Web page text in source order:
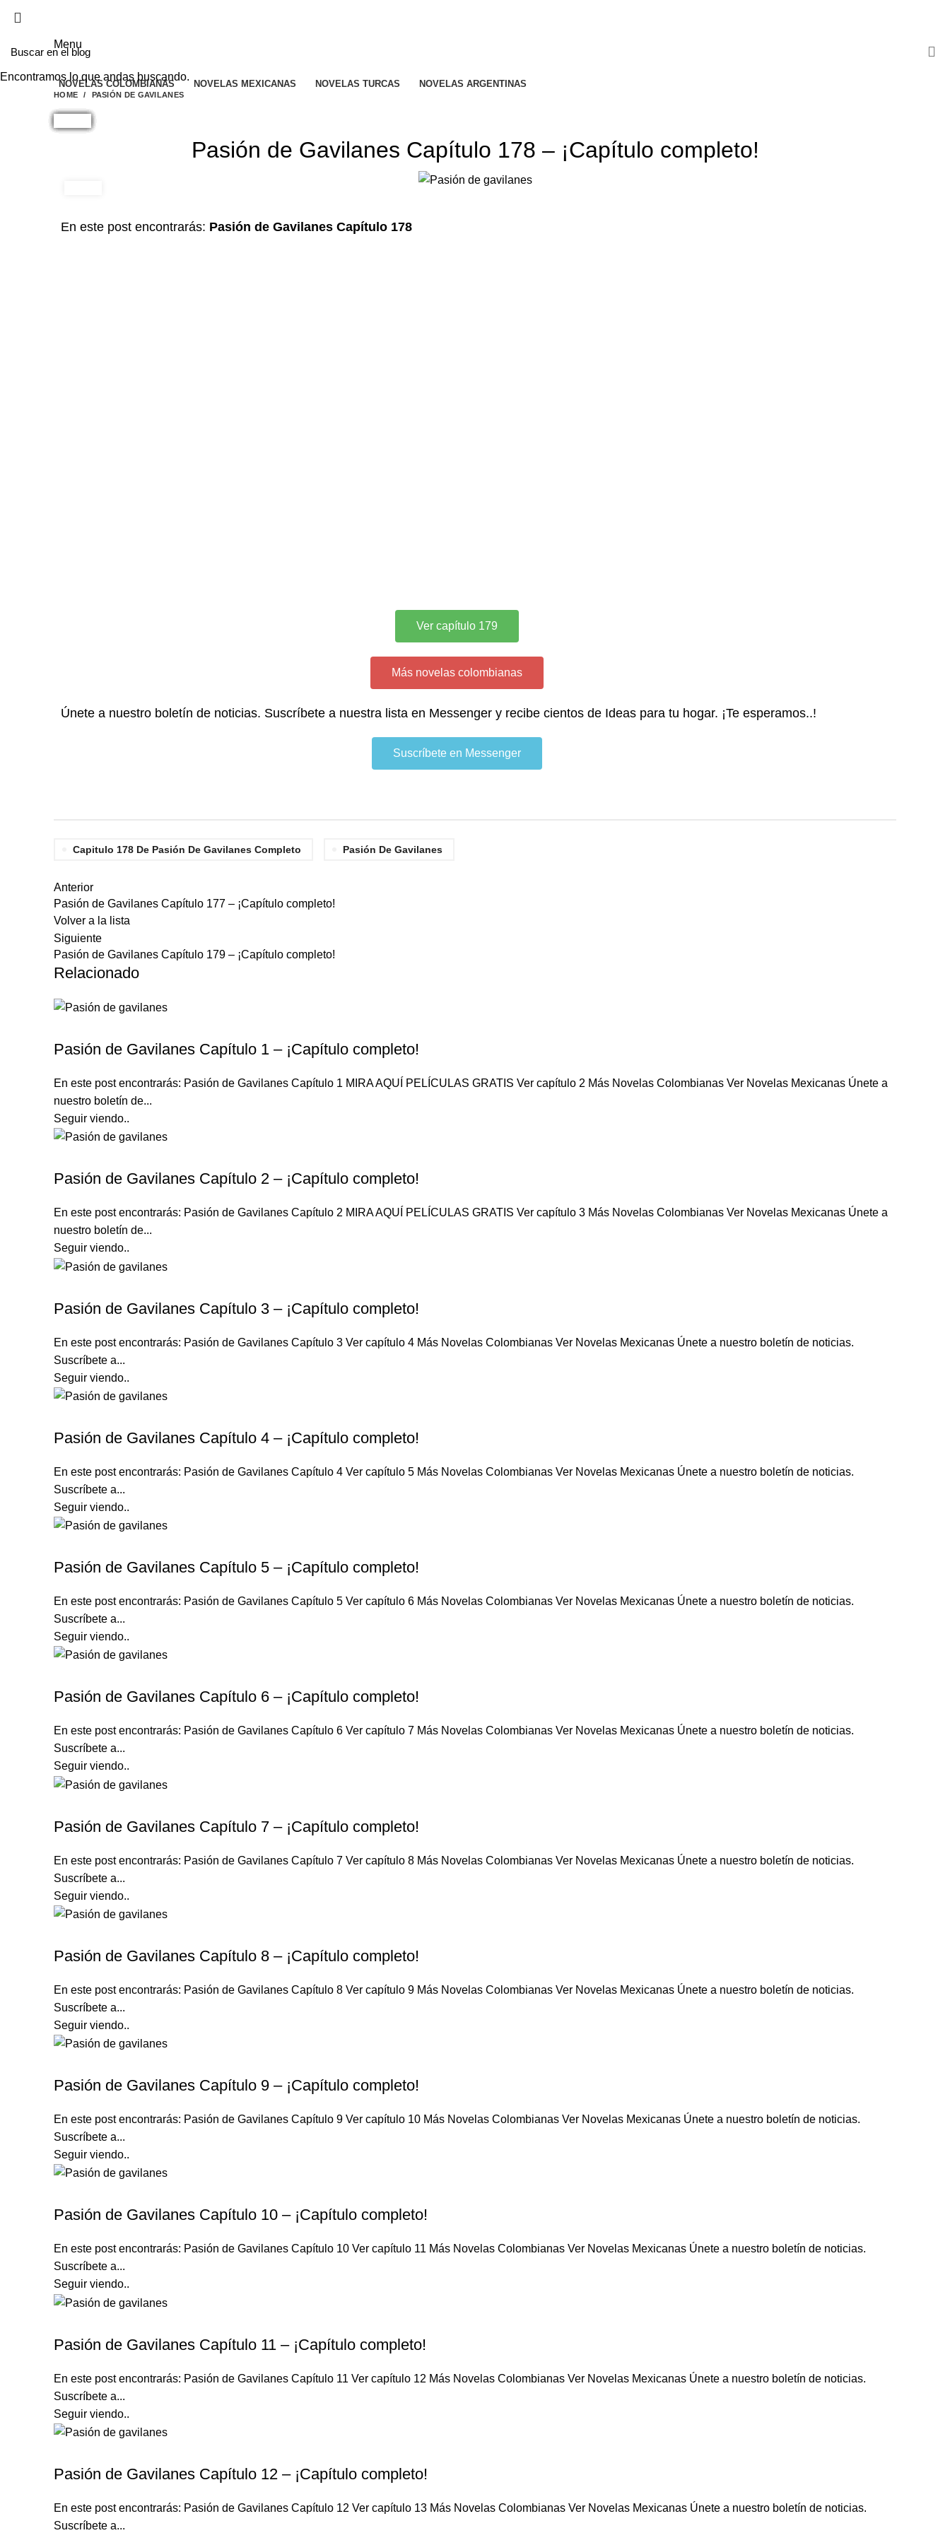
Menu
NOVELAS COLOMBIANAS NOVELAS MEXICANAS NOVELAS TURCAS NOVELAS ARGENTINAS
HOME PASIÓN DE GAVILANES
Pasión de Gavilanes Capítulo 178 – ¡Capítulo completo!
En este post encontrarás: Pasión de Gavilanes Capítulo 178
Ver capítulo 179
Más novelas colombianas
Únete a nuestro boletín de noticias. Suscríbete a nuestra lista en Messenger y recibe cientos de Ideas para tu hogar. ¡Te esperamos..!
Suscríbete en Messenger
Capitulo 178 De Pasión De Gavilanes Completo Pasión De Gavilanes
Anterior
Pasión de Gavilanes Capítulo 177 – ¡Capítulo completo!
Volver a la lista
Siguiente
Pasión de Gavilanes Capítulo 179 – ¡Capítulo completo!
Relacionado
Pasión de Gavilanes Capítulo 1 – ¡Capítulo completo!
En este post encontrarás: Pasión de Gavilanes Capítulo 1 MIRA AQUÍ PELÍCULAS GRATIS Ver capítulo 2 Más Novelas Colombianas Ver Novelas Mexicanas Únete a
nuestro boletín de...
Seguir viendo..
Pasión de Gavilanes Capítulo 2 – ¡Capítulo completo!
En este post encontrarás: Pasión de Gavilanes Capítulo 2 MIRA AQUÍ PELÍCULAS GRATIS Ver capítulo 3 Más Novelas Colombianas Ver Novelas Mexicanas Únete a
nuestro boletín de...
Seguir viendo..
Pasión de Gavilanes Capítulo 3 – ¡Capítulo completo!
En este post encontrarás: Pasión de Gavilanes Capítulo 3 Ver capítulo 4 Más Novelas Colombianas Ver Novelas Mexicanas Únete a nuestro boletín de noticias.
Suscríbete a...
Seguir viendo..
Pasión de Gavilanes Capítulo 4 – ¡Capítulo completo!
En este post encontrarás: Pasión de Gavilanes Capítulo 4 Ver capítulo 5 Más Novelas Colombianas Ver Novelas Mexicanas Únete a nuestro boletín de noticias.
Suscríbete a...
Seguir viendo..
Pasión de Gavilanes Capítulo 5 – ¡Capítulo completo!
En este post encontrarás: Pasión de Gavilanes Capítulo 5 Ver capítulo 6 Más Novelas Colombianas Ver Novelas Mexicanas Únete a nuestro boletín de noticias.
Suscríbete a...
Seguir viendo..
Pasión de Gavilanes Capítulo 6 – ¡Capítulo completo!
En este post encontrarás: Pasión de Gavilanes Capítulo 6 Ver capítulo 7 Más Novelas Colombianas Ver Novelas Mexicanas Únete a nuestro boletín de noticias.
Suscríbete a...
Seguir viendo..
Pasión de Gavilanes Capítulo 7 – ¡Capítulo completo!
En este post encontrarás: Pasión de Gavilanes Capítulo 7 Ver capítulo 8 Más Novelas Colombianas Ver Novelas Mexicanas Únete a nuestro boletín de noticias.
Suscríbete a...
Seguir viendo..
Pasión de Gavilanes Capítulo 8 – ¡Capítulo completo!
En este post encontrarás: Pasión de Gavilanes Capítulo 8 Ver capítulo 9 Más Novelas Colombianas Ver Novelas Mexicanas Únete a nuestro boletín de noticias.
Suscríbete a...
Seguir viendo..
Pasión de Gavilanes Capítulo 9 – ¡Capítulo completo!
En este post encontrarás: Pasión de Gavilanes Capítulo 9 Ver capítulo 10 Más Novelas Colombianas Ver Novelas Mexicanas Únete a nuestro boletín de noticias.
Suscríbete a...
Seguir viendo..
Pasión de Gavilanes Capítulo 10 – ¡Capítulo completo!
En este post encontrarás: Pasión de Gavilanes Capítulo 10 Ver capítulo 11 Más Novelas Colombianas Ver Novelas Mexicanas Únete a nuestro boletín de noticias.
Suscríbete a...
Seguir viendo..
Pasión de Gavilanes Capítulo 11 – ¡Capítulo completo!
En este post encontrarás: Pasión de Gavilanes Capítulo 11 Ver capítulo 12 Más Novelas Colombianas Ver Novelas Mexicanas Únete a nuestro boletín de noticias.
Suscríbete a...
Seguir viendo..
Pasión de Gavilanes Capítulo 12 – ¡Capítulo completo!
En este post encontrarás: Pasión de Gavilanes Capítulo 12 Ver capítulo 13 Más Novelas Colombianas Ver Novelas Mexicanas Únete a nuestro boletín de noticias.
Suscríbete a...
Encontramos lo que andas buscando.